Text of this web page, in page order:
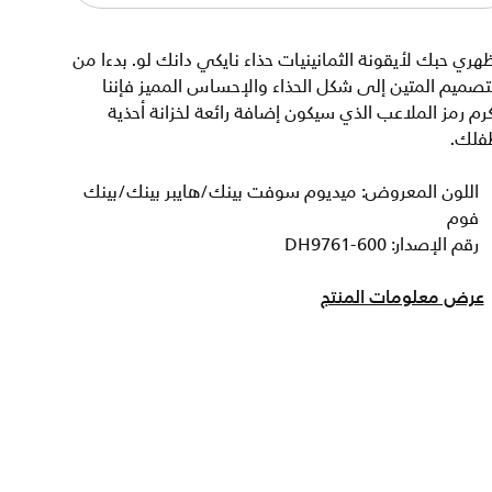
حبك لأيقونة الثمانينيات حذاء نايكي دانك لو. بدءا من
المتين إلى شكل الحذاء والإحساس المميز فإننا
رمز الملاعب الذي سيكون إضافة رائعة لخزانة أحذية
اللون المعروض: ميديوم سوفت بينك/هايبر بينك/بينك
فوم
رقم الإصدار: DH9761-600
عرض معلومات المنتج